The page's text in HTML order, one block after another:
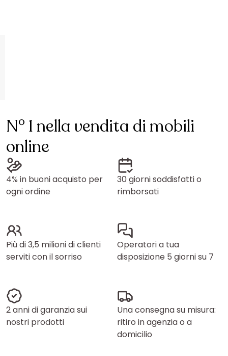
N° 1 nella vendita di mobili
online
4% in buoni acquisto per
ogni ordine
30 giorni soddisfatti o
rimborsati
Più di 3,5 milioni di clienti
serviti con il sorriso
Operatori a tua
disposizione 5 giorni su 7
2 anni di garanzia sui
nostri prodotti
Una consegna su misura:
ritiro in agenzia o a
domicilio